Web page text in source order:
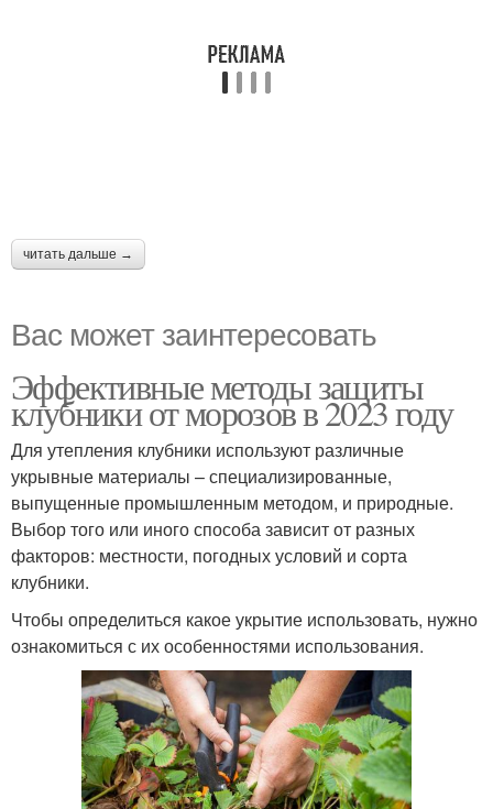
читать дальше →
Вас может заинтересовать
Эффективные методы защиты
клубники от морозов в 2023 году
Для утепления клубники используют различные
укрывные материалы – специализированные,
выпущенные промышленным методом, и природные.
Выбор того или иного способа зависит от разных
факторов: местности, погодных условий и сорта
клубники.
Чтобы определиться какое укрытие использовать, нужно
ознакомиться с их особенностями использования.